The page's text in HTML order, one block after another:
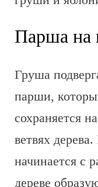
Парша на
Груша
парши,
сохраняется
ветвях
начинается с
дереве